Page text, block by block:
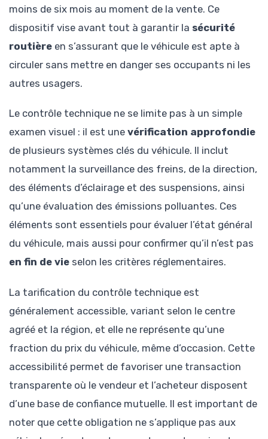
moins de six mois au moment de la vente. Ce
dispositif vise avant tout à garantir la sécurité
routière en s’assurant que le véhicule est apte à
circuler sans mettre en danger ses occupants ni les
autres usagers.
Le contrôle technique ne se limite pas à un simple
examen visuel : il est une vérification approfondie
de plusieurs systèmes clés du véhicule. Il inclut
notamment la surveillance des freins, de la direction,
des éléments d’éclairage et des suspensions, ainsi
qu’une évaluation des émissions polluantes. Ces
éléments sont essentiels pour évaluer l’état général
du véhicule, mais aussi pour confirmer qu’il n’est pas
en fin de vie selon les critères réglementaires.
La tarification du contrôle technique est
généralement accessible, variant selon le centre
agréé et la région, et elle ne représente qu’une
fraction du prix du véhicule, même d’occasion. Cette
accessibilité permet de favoriser une transaction
transparente où le vendeur et l’acheteur disposent
d’une base de confiance mutuelle. Il est important de
noter que cette obligation ne s’applique pas aux